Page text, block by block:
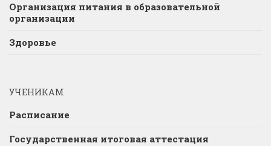
Организация питания в образовательной
организации
Здоровье
УЧЕНИКАМ
Расписание
Государственная итоговая аттестация